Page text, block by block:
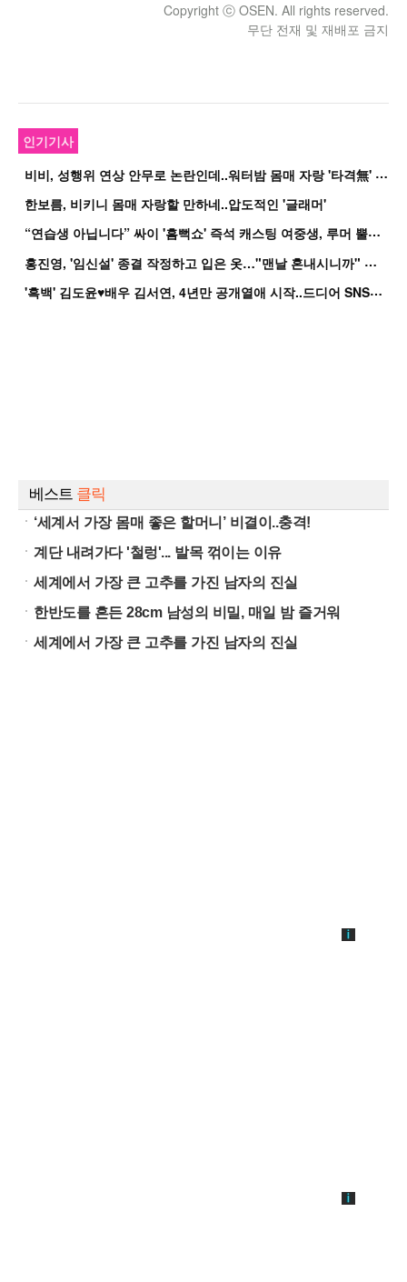
Copyright ⓒ OSEN. All rights reserved.
무단 전재 및 재배포 금지
인기기사
비
비, 성행위 연상 안무로 논란인데..워터밤 몸매 자랑 '타격無' 근황
한보름, 비키니 몸매 자랑할 만하네..압도적인 '글래머'
“
연습생 아닙니다” 싸이 '흠뻑쇼' 즉석 캐스팅 여중생, 루머 뿔났다[Oh!쎈 이...
홍
진영, '임신설' 종결 작정하고 입은 옷…"맨날 혼내시니까" 억울
'
흑백' 김도윤♥배우 김서연, 4년만 공개열애 시작..드디어 SNS에 노출 [핫피...